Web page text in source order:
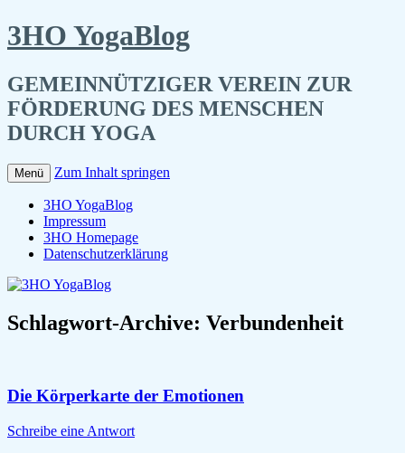
3HO YogaBlog
GEMEINNÜTZIGER VEREIN ZUR
FÖRDERUNG DES MENSCHEN
DURCH YOGA
Menü Zum Inhalt springen
3HO YogaBlog
Impressum
3HO Homepage
Datenschutzerklärung
Schlagwort-Archive: Verbundenheit
Die Körperkarte der Emotionen
Schreibe eine Antwort